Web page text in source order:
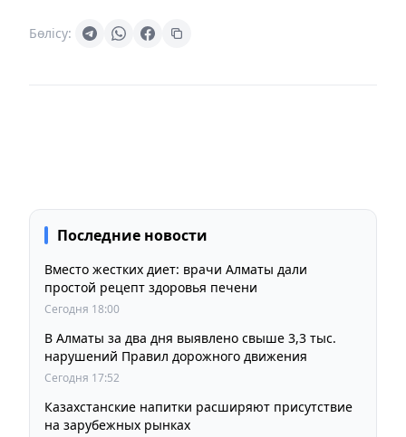
Бөлісу:
Последние новости
Вместо жестких диет: врачи Алматы дали
Сегодня 18:00
В Алматы за два дня выявлено свыше 3,3 тыс.
нарушений Правил дорожного движения
Сегодня 17:52
Казахстанские напитки расширяют присутствие
на зарубежных рынках